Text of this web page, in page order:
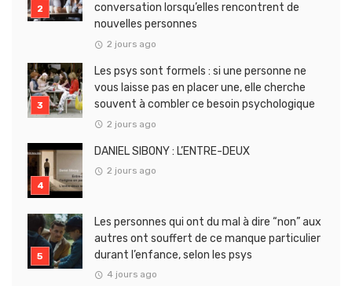
conversation lorsqu’elles rencontrent de
nouvelles personnes
2 jours ago
Les psys sont formels : si une personne ne
vous laisse pas en placer une, elle cherche
souvent à combler ce besoin psychologique
2 jours ago
DANIEL SIBONY : L’ENTRE-DEUX
2 jours ago
Les personnes qui ont du mal à dire “non” aux
autres ont souffert de ce manque particulier
durant l’enfance, selon les psys
4 jours ago